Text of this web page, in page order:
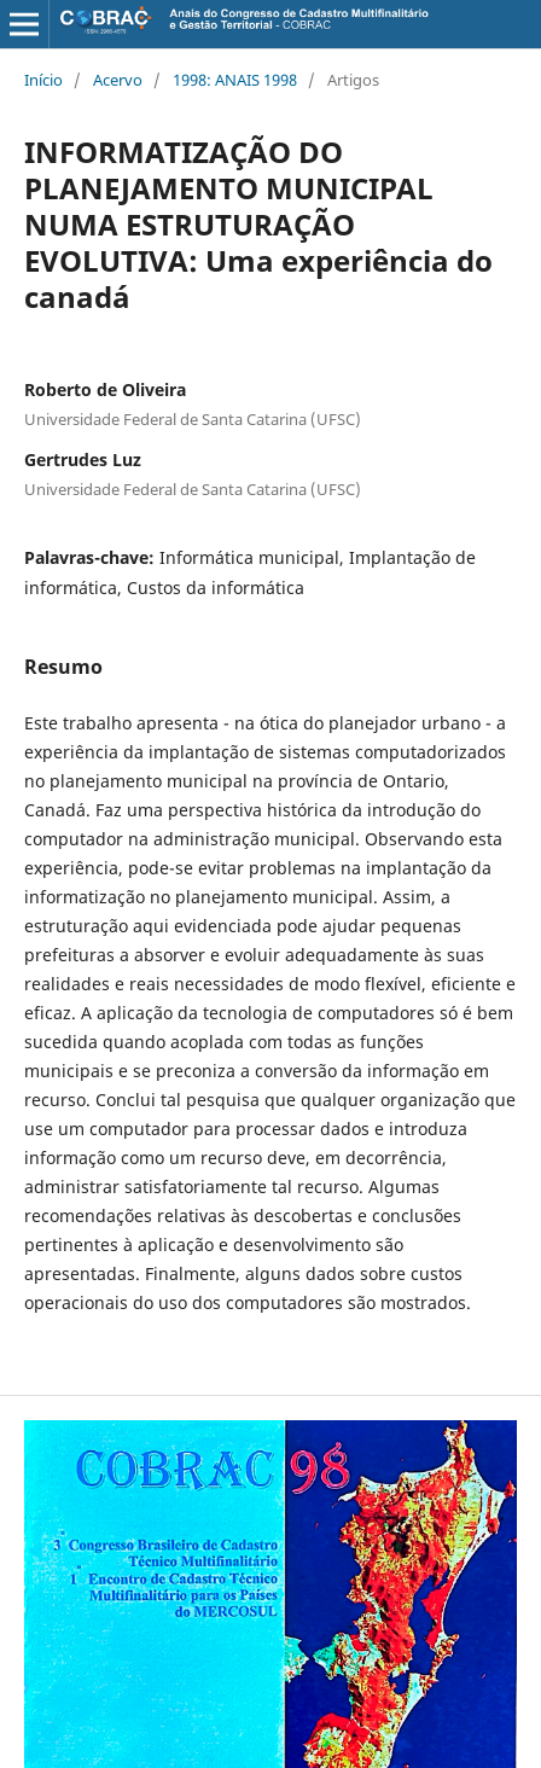
Início / Acervo / 1998: ANAIS 1998 / Artigos
INFORMATIZAÇÃO DO
PLANEJAMENTO MUNICIPAL
NUMA ESTRUTURAÇÃO
EVOLUTIVA: Uma experiência do
canadá
Roberto de Oliveira
Universidade Federal de Santa Catarina (UFSC)
Gertrudes Luz
Universidade Federal de Santa Catarina (UFSC)
Palavras-chave: Informática municipal, Implantação de
informática, Custos da informática
Resumo
Este trabalho apresenta - na ótica do planejador urbano - a
experiência da implantação de sistemas computadorizados
no planejamento municipal na província de Ontario,
Canadá. Faz uma perspectiva histórica da introdução do
computador na administração municipal. Observando esta
experiência, pode-se evitar problemas na implantação da
informatização no planejamento municipal. Assim, a
estruturação aqui evidenciada pode ajudar pequenas
prefeituras a absorver e evoluir adequadamente às suas
realidades e reais necessidades de modo flexível, eficiente e
eficaz. A aplicação da tecnologia de computadores só é bem
sucedida quando acoplada com todas as funções
municipais e se preconiza a conversão da informação em
recurso. Conclui tal pesquisa que qualquer organização que
use um computador para processar dados e introduza
informação como um recurso deve, em decorrência,
administrar satisfatoriamente tal recurso. Algumas
recomendações relativas às descobertas e conclusões
pertinentes à aplicação e desenvolvimento são
apresentadas. Finalmente, alguns dados sobre custos
operacionais do uso dos computadores são mostrados.